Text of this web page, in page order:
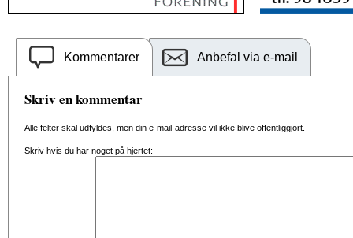
Kommentarer Anbefal via e-mail
Skriv en kommentar
Alle felter skal udfyldes, men din e-mail-adresse vil ikke blive offentliggjort.
Skriv hvis du har noget på hjertet: